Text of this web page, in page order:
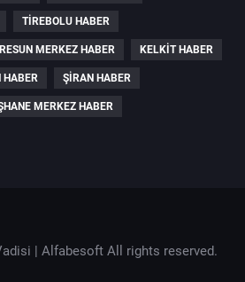
TIREBOLU HABER
MERKEZ HABER KELKIT HABER
HABER ŞIRAN HABER
MERKEZ HABER
| Alfabesoft All rights reserved.